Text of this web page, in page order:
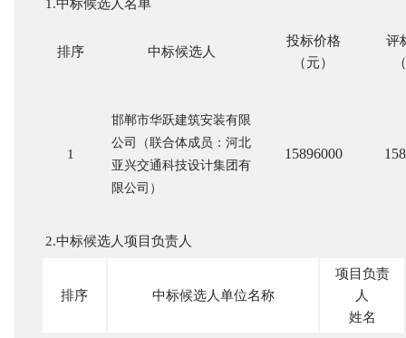
1.中标候选人名单
排序 中标候选人
投标价格
（元）
评
1
邯郸市华跃建筑安装有限
公司（联合体成员：河北
亚兴交通科技设计集团有
限公司）
15896000
2.中标候选人项目负责人
排序 中标候选人单位名称
项目负责
人
姓名